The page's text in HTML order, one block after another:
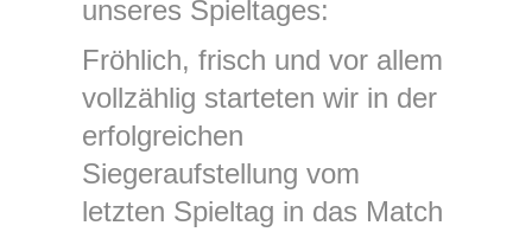
unseres Spieltages:
Fröhlich, frisch und vor allem
vollzählig starteten wir in der
erfolgreichen
Siegeraufstellung vom
letzten Spieltag in das Match